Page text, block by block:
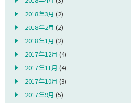
2018年3月 (2)
2018年2月 (2)
2018年1月 (2)
2017年12月 (4)
2017年11月 (4)
2017年10月 (3)
2017年9月 (5)